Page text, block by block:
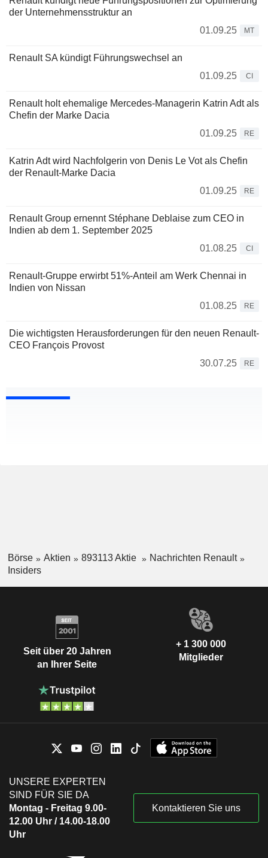
der Unternehmensstruktur an
01.09.25
MT
Renault SA kündigt Führungswechsel an
01.09.25
CI
Renault holt ehemalige Mercedes-Managerin Katrin Adt als
Chefin der Marke Dacia
01.09.25
RE
Katrin Adt wird Nachfolgerin von Denis Le Vot als Chefin
der Renault-Marke Dacia
01.09.25
RE
Renault Group ernennt Stéphane Deblaise zum CEO in
Indien ab dem 1. September 2025
01.08.25
CI
Renault-Gruppe erwirbt 51%-Anteil am Werk Chennai in
Indien von Nissan
01.08.25
RE
Die wichtigsten Herausforderungen für den neuen Renault-
CEO François Provost
30.07.25
RE
Börse Aktien 893113 Aktie
Nachrichten Renault
Insiders
Seit über 20 Jahren
an Ihrer Seite
+ 1 300 000
Mitglieder
UNSERE EXPERTEN
SIND FÜR SIE DA
Montag - Freitag 9.00-
12.00 Uhr / 14.00-18.00
Uhr
Kontaktieren Sie uns